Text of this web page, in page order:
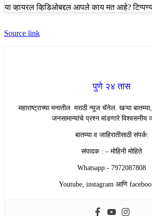
या व्हायरल व्हिडिओबद्दल आपले काय मत आहे?
Source link
पुणे २४ तास
महाराष्ट्राच्या मनातील मराठी न्यूज चॅनेल. खऱ्या
जनसामान्यांचे प्रश्न मांडणारे विश्वसनीय
बातम्या व जाहिरातीसाठी संपर्क:
संपादक : – मोहिनी मोहिते
Whatsapp:- 7972087808
Youtube, instagram आणि